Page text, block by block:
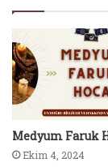
Medyum Faruk
Ekim 4, 2024